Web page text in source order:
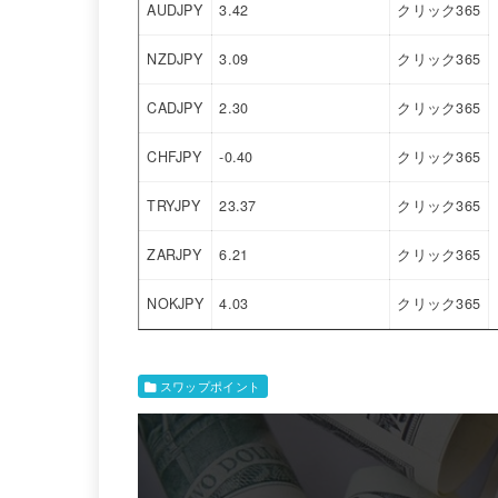
AUDJPY 3.42 クリック365
NZDJPY 3.09 クリック365
CADJPY 2.30 クリック365
CHFJPY -0.40 クリック365
TRYJPY 23.37 クリック365
ZARJPY 6.21 クリック365
NOKJPY 4.03 クリック365
スワップポイント